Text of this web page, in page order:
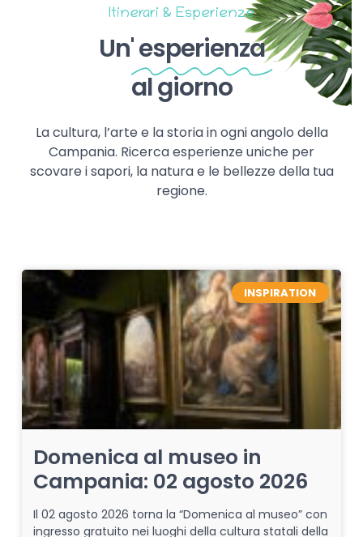
Itinerari & Esperienze
Un'esperienza
al giorno
La cultura, l’arte e la storia in ogni angolo della
Campania. Ricerca esperienze uniche per
scovare i sapori, la natura e le bellezze della tua
regione.
INSPIRATION
Domenica al museo in
Campania: 02 agosto 2026
Il 02 agosto 2026 torna la “Domenica al museo” con
ingresso gratuito nei luoghi della cultura statali della